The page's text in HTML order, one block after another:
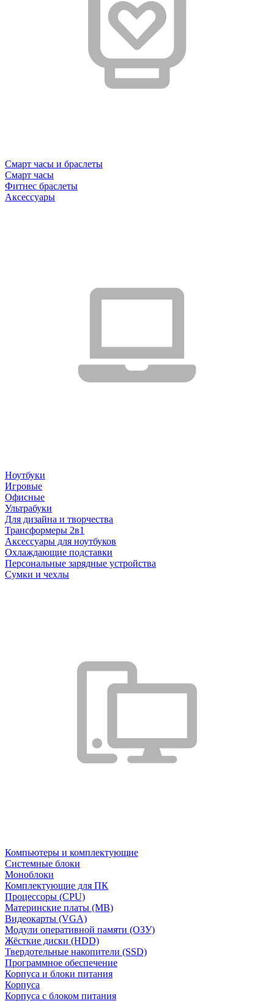
Смарт часы и браслеты
Смарт часы
Фитнес браслеты
Аксессуары
Ноутбуки
Игровые
Офисные
Ультрабуки
Для дизайна и творчества
Трансформеры 2в1
Аксессуары для ноутбуков
Охлаждающие подставки
Персональные зарядные устройства
Сумки и чехлы
Компьютеры и комплектующие
Системные блоки
Моноблоки
Комплектующие для ПК
Процессоры (CPU)
Материнские платы (MB)
Видеокарты (VGA)
Модули оперативной памяти (ОЗУ)
Жёсткие диски (HDD)
Твердотельные накопители (SSD)
Программное обеспечение
Корпуса и блоки питания
Корпуса
Корпуса с блоком питания